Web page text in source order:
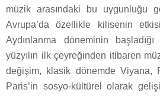
müzik arasındaki bu uygunluğu
Avrupa’da özellikle kilisenin
Aydınlanma döneminin
yüzyılın ilk çeyreğinden itibaren
değişim, klasik dönemde Viyana,
Paris’in sosyo-kültürel olarak